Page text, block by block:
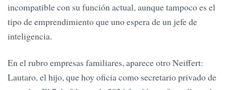
incompatible con su función actual, aunque tampoco es el
tipo de emprendimiento que uno espera de un jefe de
inteligencia.
En el rubro empresas familiares, aparece otro Neiffert:
Lautaro, el hijo, que hoy oficia como secretario privado de